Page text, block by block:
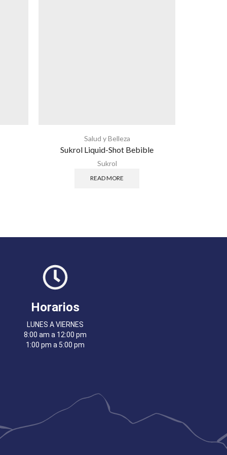
Salud y Belleza
Sukrol Liquid-Shot Bebible
Sukrol
READ MORE
Horarios
LUNES A VIERNES
8:00 am a 12:00 pm
1:00 pm a 5:00 pm